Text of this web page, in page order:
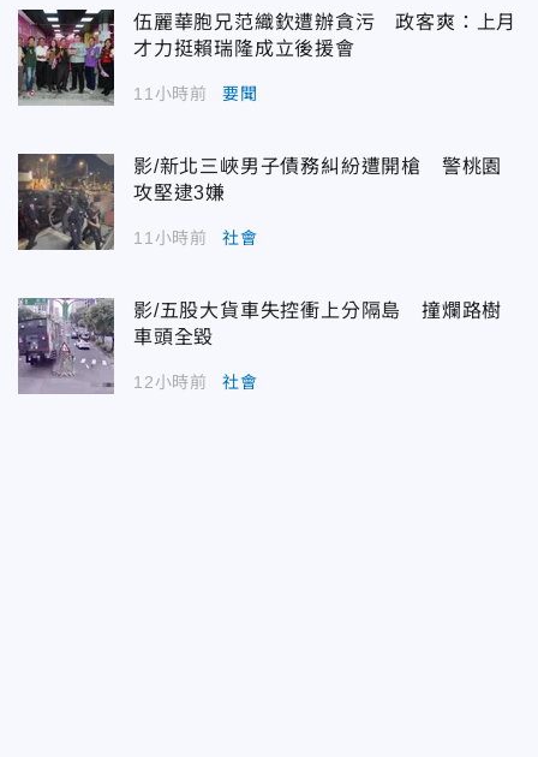
伍麗華胞兄范織欽遭辦貪污 政客爽：上月
才力挺賴瑞隆成立後援會
11小時前 要聞
影/新北三峽男子債務糾紛遭開槍 警桃園
攻堅逮3嫌
11小時前 社會
影/五股大貨車失控衝上分隔島 撞爛路樹
車頭全毀
12小時前 社會